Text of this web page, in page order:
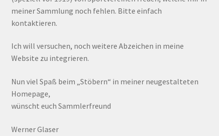
meiner Sammlung noch fehlen. Bitte einfach
kontaktieren.
Ich will versuchen, noch weitere Abzeichen in meine
Website zu integrieren.
Nun viel Spaß beim „Stöbern“ in meiner neugestalteten
Homepage,
wünscht euch Sammlerfreund
Werner Glaser